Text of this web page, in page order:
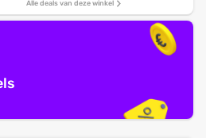
Alle deals van deze winkel